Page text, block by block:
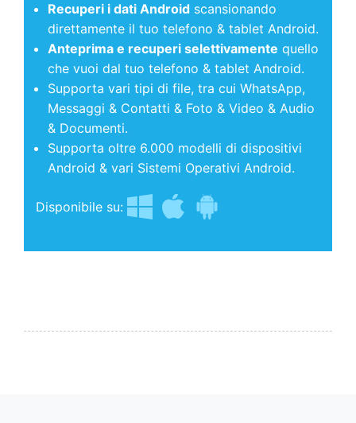
Recuperi i dati Android scansionando
direttamente il tuo telefono & tablet Android.
Anteprima e recuperi selettivamente quello
che vuoi dal tuo telefono & tablet Android.
Supporta vari tipi di file, tra cui WhatsApp,
Messaggi & Contatti & Foto & Video & Audio
& Documenti.
Supporta oltre 6.000 modelli di dispositivi
Android & vari Sistemi Operativi Android.
Disponibile su: